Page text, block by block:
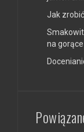
Jak
na